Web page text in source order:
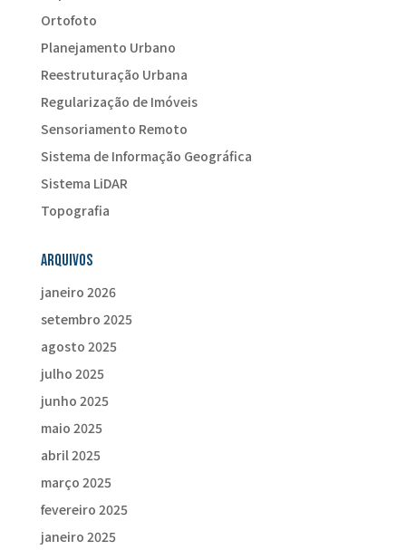
Ortofoto
Planejamento Urbano
Reestruturação Urbana
Regularização de Imóveis
Sensoriamento Remoto
Sistema de Informação Geográfica
Sistema LiDAR
Topografia
Arquivos
janeiro 2026
setembro 2025
agosto 2025
julho 2025
junho 2025
maio 2025
abril 2025
março 2025
fevereiro 2025
janeiro 2025